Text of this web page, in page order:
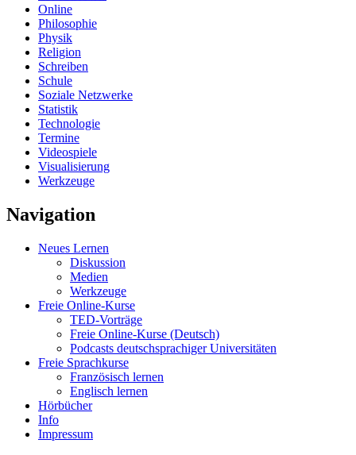
Online
Philosophie
Physik
Religion
Schreiben
Schule
Soziale Netzwerke
Statistik
Technologie
Termine
Videospiele
Visualisierung
Werkzeuge
Navigation
Neues Lernen
Diskussion
Medien
Werkzeuge
Freie Online-Kurse
TED-Vorträge
Freie Online-Kurse (Deutsch)
Podcasts deutschsprachiger Universitäten
Freie Sprachkurse
Französisch lernen
Englisch lernen
Hörbücher
Info
Impressum